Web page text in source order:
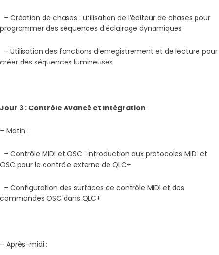
– Création de chases : utilisation de l’éditeur de chases pour
programmer des séquences d’éclairage dynamiques
– Utilisation des fonctions d’enregistrement et de lecture pour
créer des séquences lumineuses
Jour 3 : Contrôle Avancé et Intégration
– Matin :
– Contrôle MIDI et OSC : introduction aux protocoles MIDI et
OSC pour le contrôle externe de QLC+
– Configuration des surfaces de contrôle MIDI et des
commandes OSC dans QLC+
– Après-midi :